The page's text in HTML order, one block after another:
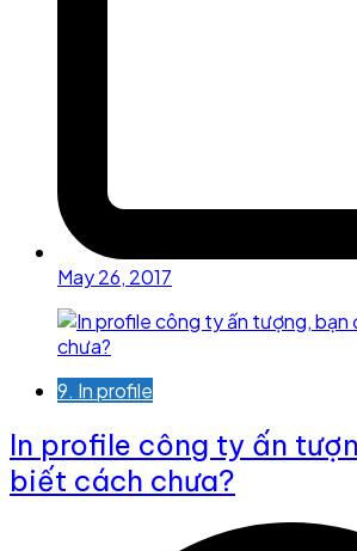
May 26, 2017
9. In profile
In profile công ty ấn
biết cách chưa?